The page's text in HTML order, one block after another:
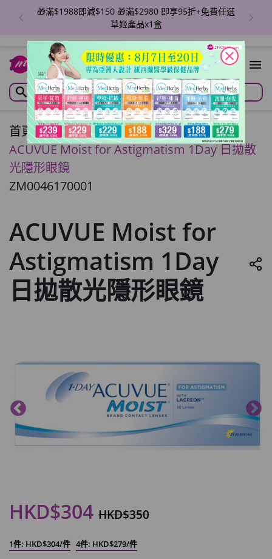
🎁滿$1988即減$150 🎁滿$2980 即享95折+免費任選
草姬產品x1盒
首頁/
ACUVUE Moist for Astigmatism 1Day 日拋散
光隱形眼鏡
ZM0046170001
ACUVUE Moist for
Astigmatism 1Day
日拋散光隱形眼鏡
HKD$304 HKD$350
1件: HKD$304/件 4件: HKD$279/件
close